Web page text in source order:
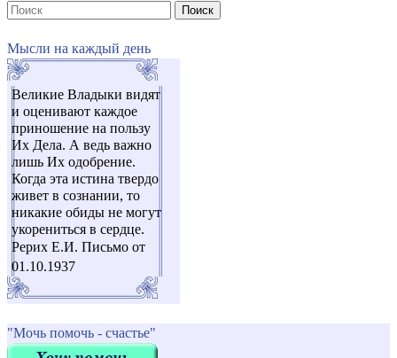
Поиск
Мысли на каждый день
Великие Владыки видят
и оценивают каждое
приношение на пользу
Их Дела. А ведь важно
лишь Их одобрение.
Когда эта истина твердо
живет в сознании, то
никакие обиды не могут
укорениться в сердце.
Рерих Е.И. Письмо от
01.10.1937
"Мочь помочь - счастье"